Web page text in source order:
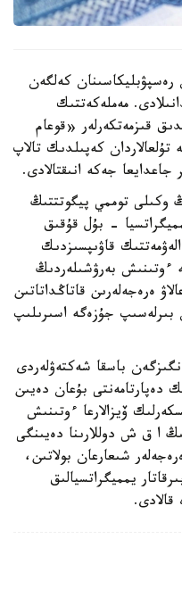
رەسپۋبليكاسىنان كەلگەن
مەملەكەتتىك
قىزمەتكەرلەر «قوعام
كەپىلدىك تالاپ
جەكە انىقتالادى.
وكىلى توممي پيگوتتتىڭ
- بۇل قۇقىق
قاۋىپسىزدىك
ءوتىنىش بەرۋشىلەردىڭ
ەرەجەلەرىن قاتاڭداتاتىن
بىرلەسىپ جۇزەگە اسىرىلىپ
باسقا شەكتەۋلەردى
دەپارتامەنتى بۇعان دەيىن
ۆيزالارعا ءوتىنىش
كەيبىر ادامدار ءۇشىن 20 مىڭ ا ق ش دوللارىنا دەيىنگى
شىعارعان بولاتىن،
يمميگراتسيالىق
قالادى.